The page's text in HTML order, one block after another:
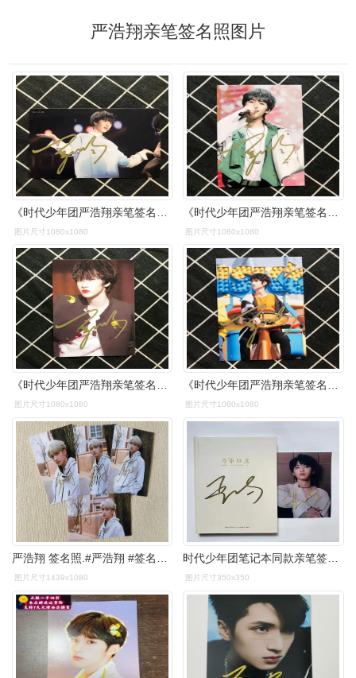
严浩翔亲笔签名照图片
图片尺寸1080x1080 图片尺寸1080x1080
《时代少年团严浩翔亲笔签名照送闺蜜送朋友送亲人送同学严浩翔周边
图片尺寸1080x1080
《时代少年团严浩翔亲笔签名照送闺蜜送朋友送亲人送同学严浩翔周边
图片尺寸1080x1080
图片尺寸1439x1080 图片尺寸350x350